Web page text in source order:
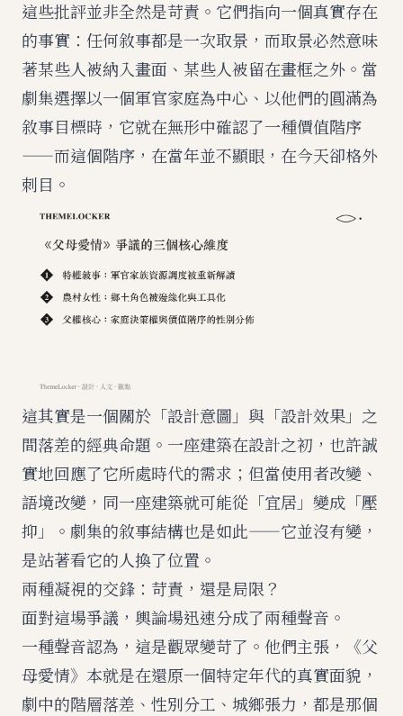
這些批評並非全然是苛責。它們指向一個真實存在
的事實：任何敘事都是一次取景，而取景必然意味
著某些人被納入畫面、某些人被留在畫框之外。當
劇集選擇以一個軍官家庭為中心、以他們的圓滿為
敘事目標時，它就在無形中確認了一種價值階序
——而這個階序，在當年並不顯眼，在今天卻格外
刺目。
這其實是一個關於「設計意圖」與「設計效果」之
間落差的經典命題。一座建築在設計之初，也許誠
實地回應了它所處時代的需求；但當使用者改變、
語境改變，同一座建築就可能從「宜居」變成「壓
抑」。劇集的敘事結構也是如此——它並沒有變，
是站著看它的人換了位置。
兩種凝視的交鋒：苛責，還是局限？
面對這場爭議，輿論場迅速分成了兩種聲音。
一種聲音認為，這是觀眾變苛了。他們主張，《父
母愛情》本就是在還原一個特定年代的真實面貌，
劇中的階層落差、性別分工、城鄉張力，都是那個